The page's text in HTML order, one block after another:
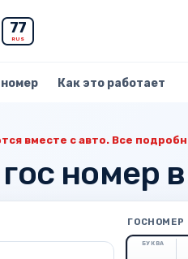
77
RUS
Как это работает
вместе с авто. Все
номер
ГОСНОМЕР
БУКВА